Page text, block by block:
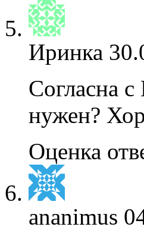
Иринка
Согласна
нужен?
Оценка
ananimus